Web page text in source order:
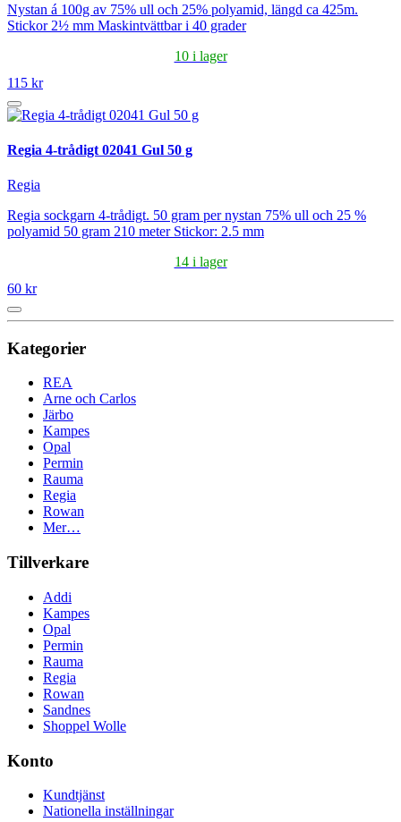
Nystan á 100g av 75% ull och 25% polyamid, längd ca 425m.
Stickor 2½ mm Maskintvättbar i 40 grader
10 i lager
115 kr
Regia 4-trådigt 02041 Gul 50 g
Regia
Regia sockgarn 4-trådigt. 50 gram per nystan 75% ull och 25 %
polyamid 50 gram 210 meter Stickor: 2.5 mm
14 i lager
60 kr
Kategorier
REA
Arne och Carlos
Järbo
Kampes
Opal
Permin
Rauma
Regia
Rowan
Mer…
Tillverkare
Addi
Kampes
Opal
Permin
Rauma
Regia
Rowan
Sandnes
Shoppel Wolle
Konto
Kundtjänst
Nationella inställningar